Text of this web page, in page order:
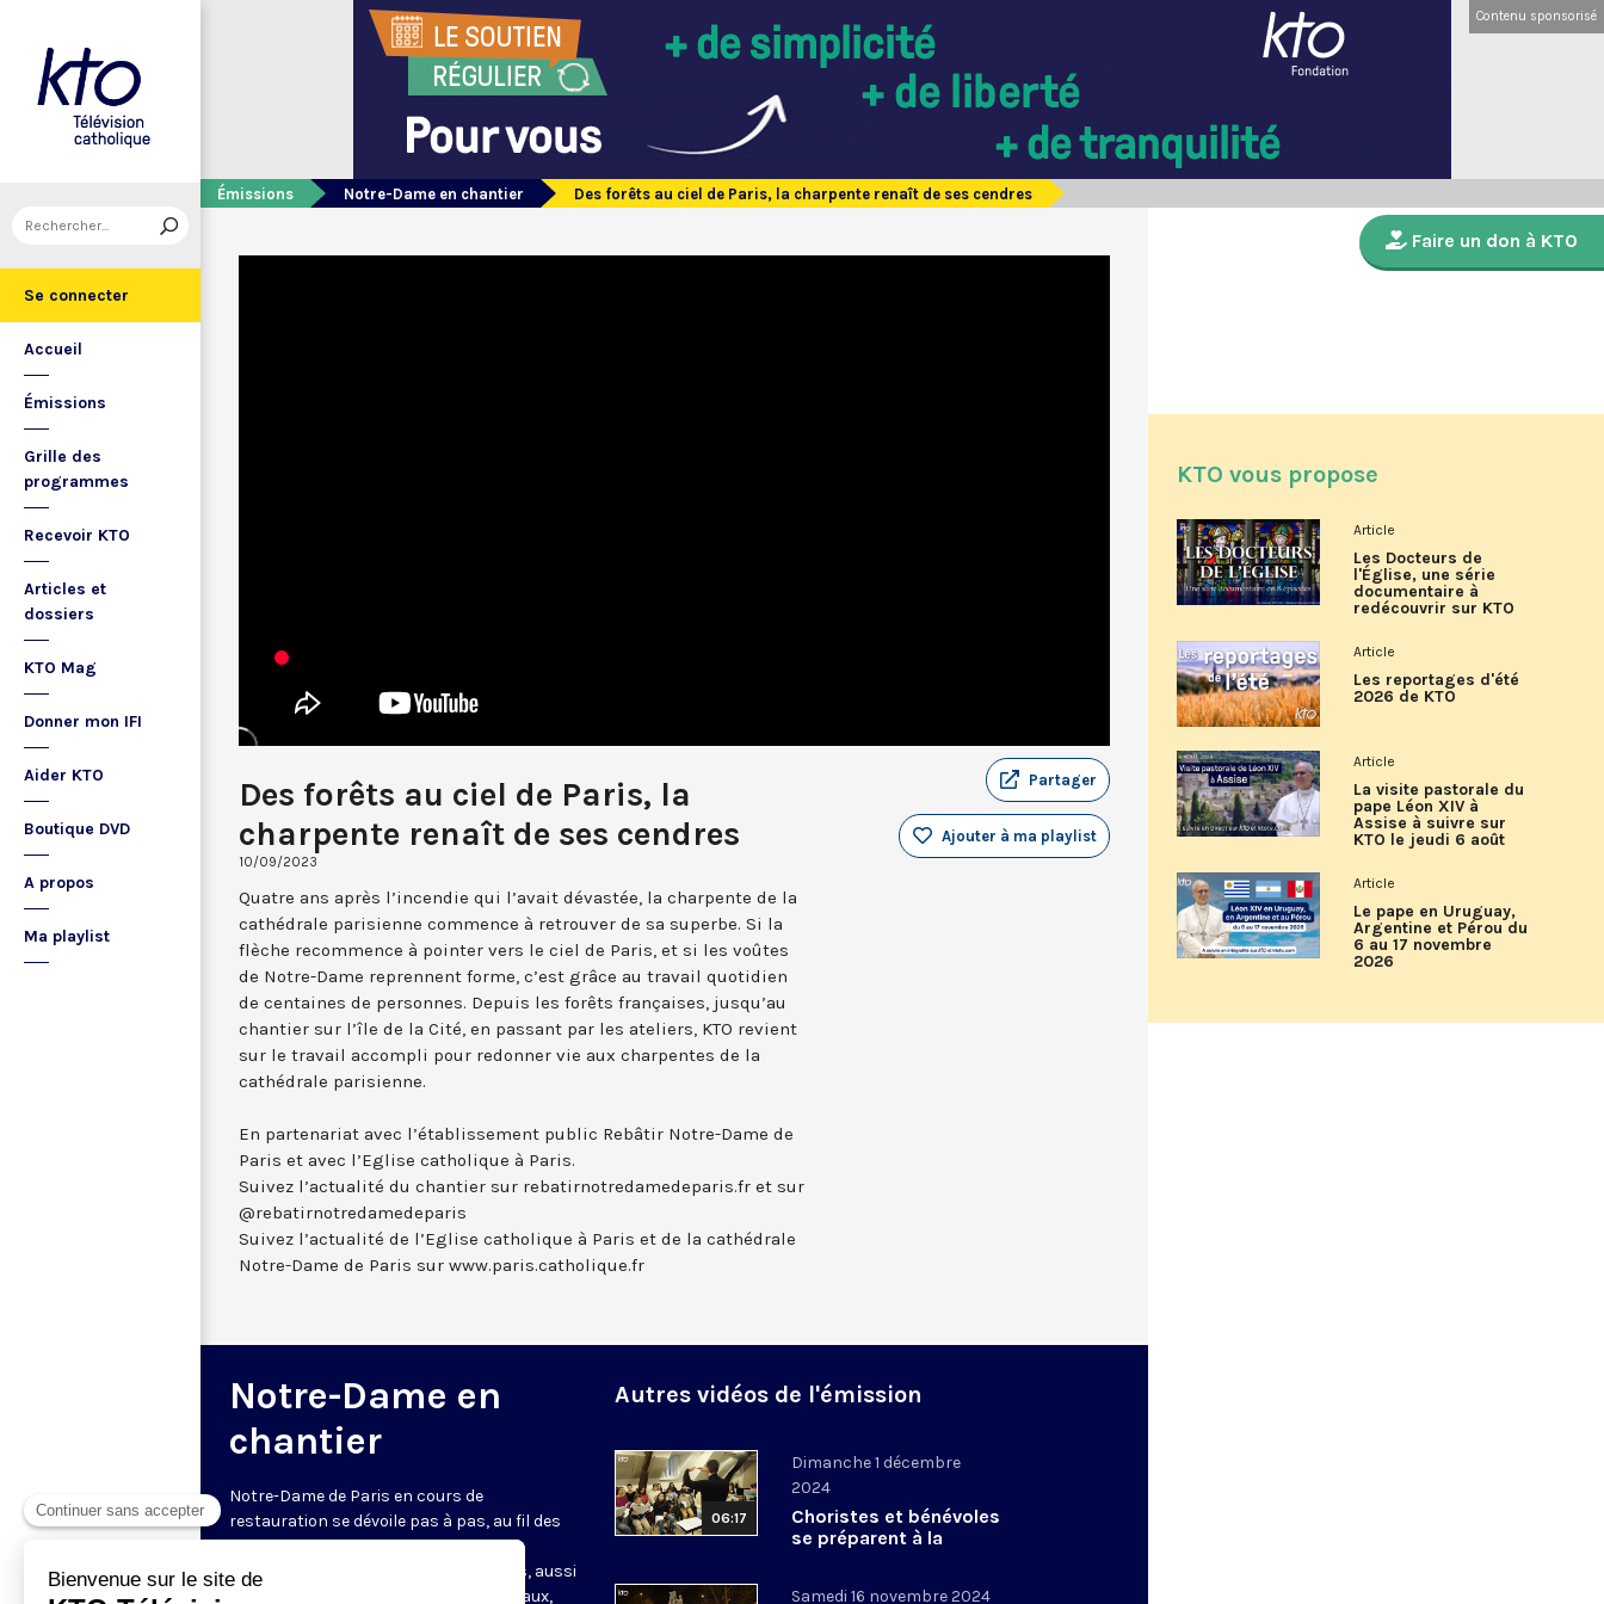
Se connecter
Accueil
Émissions
Grille des
programmes
Recevoir KTO
Articles et
dossiers
KTO Mag
Donner mon IFI
Aider KTO
Boutique DVD
A propos
Ma playlist
Contenu sponsorisé
Émissions Notre-Dame en chantier Des forêts au ciel de Paris, la charpente renaît de ses cendres
Des forêts au ciel de Paris, la
charpente renaît de ses cendres
10/09/2023
Partager
Ajouter à ma playlist
Quatre ans après l’incendie qui l’avait dévastée, la charpente de la
cathédrale parisienne commence à retrouver de sa superbe. Si la
flèche recommence à pointer vers le ciel de Paris, et si les voûtes
de Notre-Dame reprennent forme, c’est grâce au travail quotidien
de centaines de personnes. Depuis les forêts françaises, jusqu’au
chantier sur l’île de la Cité, en passant par les ateliers, KTO revient
sur le travail accompli pour redonner vie aux charpentes de la
cathédrale parisienne.
En partenariat avec l’établissement public Rebâtir Notre-Dame de
Paris et avec l’Eglise catholique à Paris.
Suivez l’actualité du chantier sur rebatirnotredamedeparis.fr et sur
@rebatirnotredamedeparis
Suivez l’actualité de l’Eglise catholique à Paris et de la cathédrale
Notre-Dame de Paris sur www.paris.catholique.fr
Notre-Dame en
chantier
Notre-Dame de Paris en cours de
restauration se dévoile pas à pas, au fil des
rencontres avec les charpentiers, les
couvreurs, les sculpteurs, les artisans, aussi
bien qu’avec les responsables ecclésiaux,
Autres vidéos de l'émission
06:17
Dimanche 1 décembre
2024
Choristes et bénévoles
se préparent à la
Samedi 16 novembre 2024
Faire un don à KTO
KTO vous propose
Article
Les Docteurs de
l'Église, une série
documentaire à
redécouvrir sur KTO
Article
Les reportages d'été
2026 de KTO
Article
La visite pastorale du
pape Léon XIV à
Assise à suivre sur
KTO le jeudi 6 août
Article
Le pape en Uruguay,
Argentine et Pérou du
6 au 17 novembre
2026